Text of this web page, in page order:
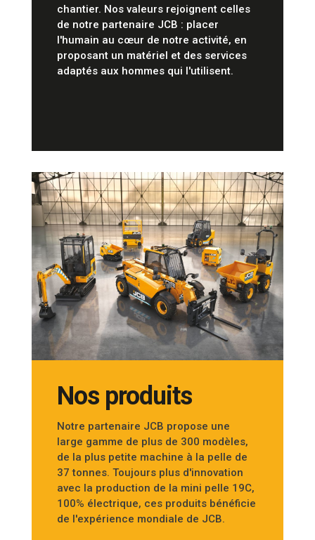
chantier. Nos valeurs rejoignent celles
de notre partenaire JCB : placer
l'humain au cœur de notre activité, en
proposant un matériel et des services
adaptés aux hommes qui l'utilisent.
Nos produits
Notre partenaire JCB propose une
large gamme de plus de 300 modèles,
de la plus petite machine à la pelle de
37 tonnes. Toujours plus d'innovation
avec la production de la mini pelle 19C,
100% électrique, ces produits bénéficie
de l'expérience mondiale de JCB.